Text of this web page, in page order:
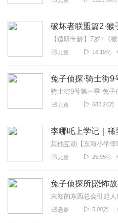
儿童 16.19亿
儿童 682.24万
儿童 25.95亿
悬疑 5.00万